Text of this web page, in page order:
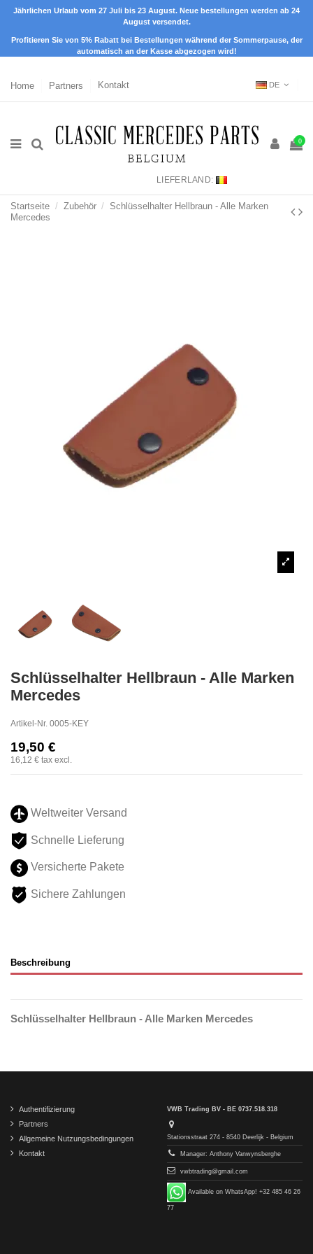
Jährlichen Urlaub vom 27 Juli bis 23 August. Neue bestellungen werden ab 24
August versendet.
Profitieren Sie von 5% Rabatt bei Bestellungen während der Sommerpause, der
automatisch an der Kasse abgezogen wird!
Home Partners Kontakt DE
0
LIEFERLAND:
Startseite Zubehör
Schlüsselhalter Hellbraun - Alle Marken
Mercedes
Schlüsselhalter Hellbraun - Alle Marken
Mercedes
Artikel-Nr. 0005-KEY
19,50 €
16,12 € tax excl.
Weltweiter Versand
Schnelle Lieferung
Versicherte Pakete
Sichere Zahlungen
Beschreibung
Schlüsselhalter Hellbraun - Alle Marken Mercedes
Authentifizierung
Partners
Allgemeine Nutzungsbedingungen
Kontakt
VWB Trading BV - BE 0737.518.318
Stationsstraat 274 - 8540 Deerlijk - Belgium
Manager: Anthony Vanwynsberghe
vwbtrading@gmail.com
Available on WhatsApp! +32 485 46 26
77